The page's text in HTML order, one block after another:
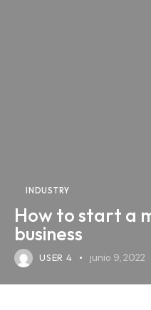
INDUSTRY
How to start a
business
USER 4 junio 9, 2022